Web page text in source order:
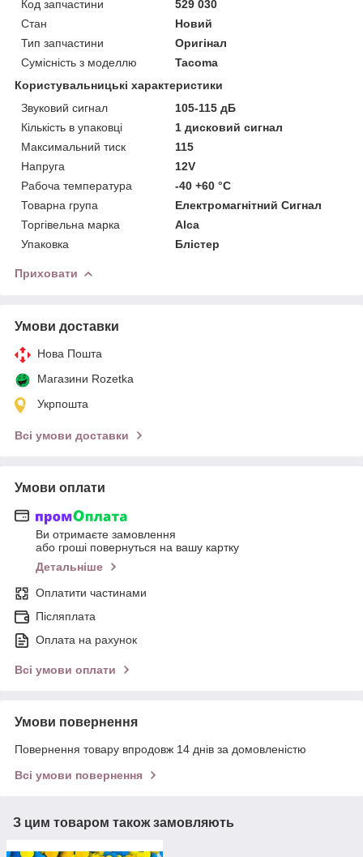
Код запчастини
529 030
Стан
Новий
Тип запчастини
Оригінал
Сумісність з моделлю
Tacoma
Користувальницькі характеристики
Звуковий сигнал
105-115 дБ
Кількість в упаковці
1 дисковий сигнал
Максимальний тиск
115
Напруга
12V
Рабоча температура
-40 +60 °С
Товарна група
Електромагнітний Сигнал
Торгівельна марка
Alca
Упаковка
Блістер
Приховати
Умови доставки
Нова Пошта
Магазини Rozetka
Укрпошта
Всі умови доставки
Умови оплати
Ви отримаєте замовлення
або гроші повернуться на вашу картку
Детальніше
Оплатити частинами
Післяплата
Оплата на рахунок
Всі умови оплати
Умови повернення
Повернення товару впродовж 14 днів за домовленістю
Всі умови повернення
З цим товаром також замовляють